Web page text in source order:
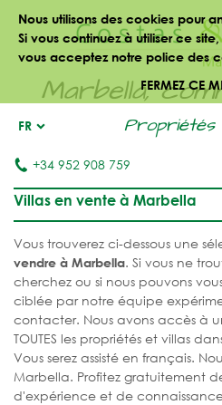
Nous utilisons des cookies pour
Si vous continuez à utiliser ce
vous acceptez notre police des
FERMEZ CE
Marbella,
Propriétés
FR
+34 952 908 759
Villas en vente à Marbella
Vous trouverez ci-dessous une
vendre à Marbella. Si vous ne
cherchez ou si nous pouvons
ciblée par notre équipe
contacter. Nous avons accès à
TOUTES les propriétés et villas
Vous serez assisté en français.
Marbella. Profitez gratuitement
d'expérience et de